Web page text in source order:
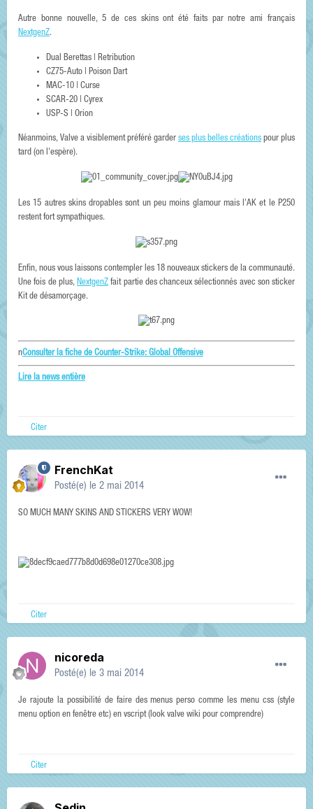
Autre bonne nouvelle, 5 de ces skins ont été faits par notre ami français
NextgenZ.
Dual Berettas | Retribution
CZ75-Auto | Poison Dart
MAC-10 | Curse
SCAR-20 | Cyrex
USP-S | Orion
Néanmoins, Valve a visiblement préféré garder ses plus belles créations pour plus
tard (on l'espère).
Les 15 autres skins dropables sont un peu moins glamour mais l'AK et le P250
restent fort sympathiques.
Enfin, nous vous laissons contempler les 18 nouveaux stickers de la communauté.
Une fois de plus, NextgenZ fait partie des chanceux sélectionnés avec son sticker
Kit de désamorçage.
nConsulter la fiche de Counter-Strike: Global Offensive
Lire la news entière
Citer
FrenchKat
Posté(e) le 2 mai 2014
SO MUCH MANY SKINS AND STICKERS VERY WOW!
Citer
nicoreda
Posté(e) le 3 mai 2014
Je rajoute la possibilité de faire des menus perso comme les menu css (style
menu option en fenêtre etc) en vscript (look valve wiki pour comprendre)
Citer